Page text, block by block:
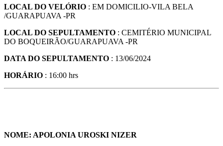
LOCAL DO VELÓRIO : EM DOMICILIO-VILA BELA
/GUARAPUAVA -PR
LOCAL DO SEPULTAMENTO : CEMITÉRIO MUNICIPAL
DO BOQUEIRÃO/GUARAPUAVA -PR
DATA DO SEPULTAMENTO : 13/06/2024
HORÁRIO : 16:00 hrs
NOME: APOLONIA UROSKI NIZER